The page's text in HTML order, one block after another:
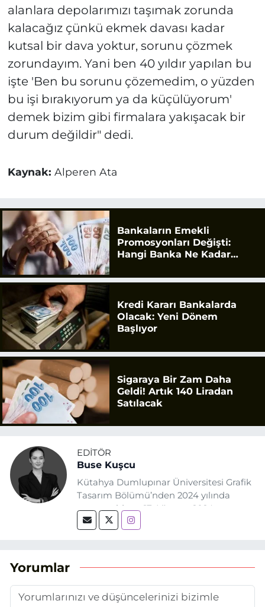
alanlara depolarımızı taşımak zorunda
kalacağız çünkü ekmek davası kadar
kutsal bir dava yoktur, sorunu çözmek
zorundayım. Yani ben 40 yıldır yapılan bu
işte 'Ben bu sorunu çözemedim, o yüzden
bu işi bırakıyorum ya da küçülüyorum'
demek bizim gibi firmalara yakışacak bir
durum değildir" dedi.
Kaynak: Alperen Ata
Bankaların Emekli
Promosyonları Değişti:
Hangi Banka Ne Kadar
Kredi Kararı Bankalarda
Olacak: Yeni Dönem
Başlıyor
Sigaraya Bir Zam Daha
Geldi! Artık 140 Liradan
Satılacak
EDITÖR
Buse Kuşcu
Kütahya Dumlupınar Üniversitesi Grafik
Tasarım Bölümü’nden 2024 yılında
mezun oldum. 17 Ağustos 2024
tarihinde, Grafik Tasarım alanında staj
adım attım.
Yorumlar